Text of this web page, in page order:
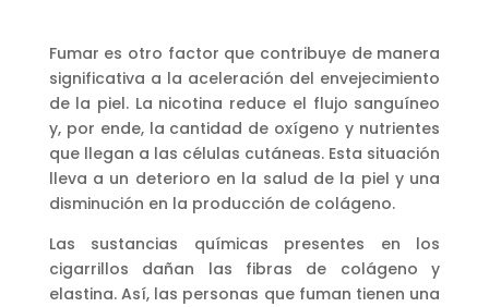
Fumar es otro factor que contribuye de manera
significativa a la aceleración del envejecimiento
de la piel. La nicotina reduce el flujo sanguíneo
y, por ende, la cantidad de oxígeno y nutrientes
que llegan a las células cutáneas. Esta situación
lleva a un deterioro en la salud de la piel y una
disminución en la producción de colágeno.
Las sustancias químicas presentes en los
cigarrillos dañan las fibras de colágeno y
elastina. Así, las personas que fuman tienen una